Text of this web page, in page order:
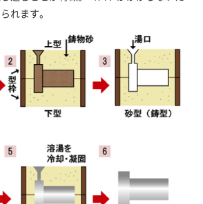
れます。